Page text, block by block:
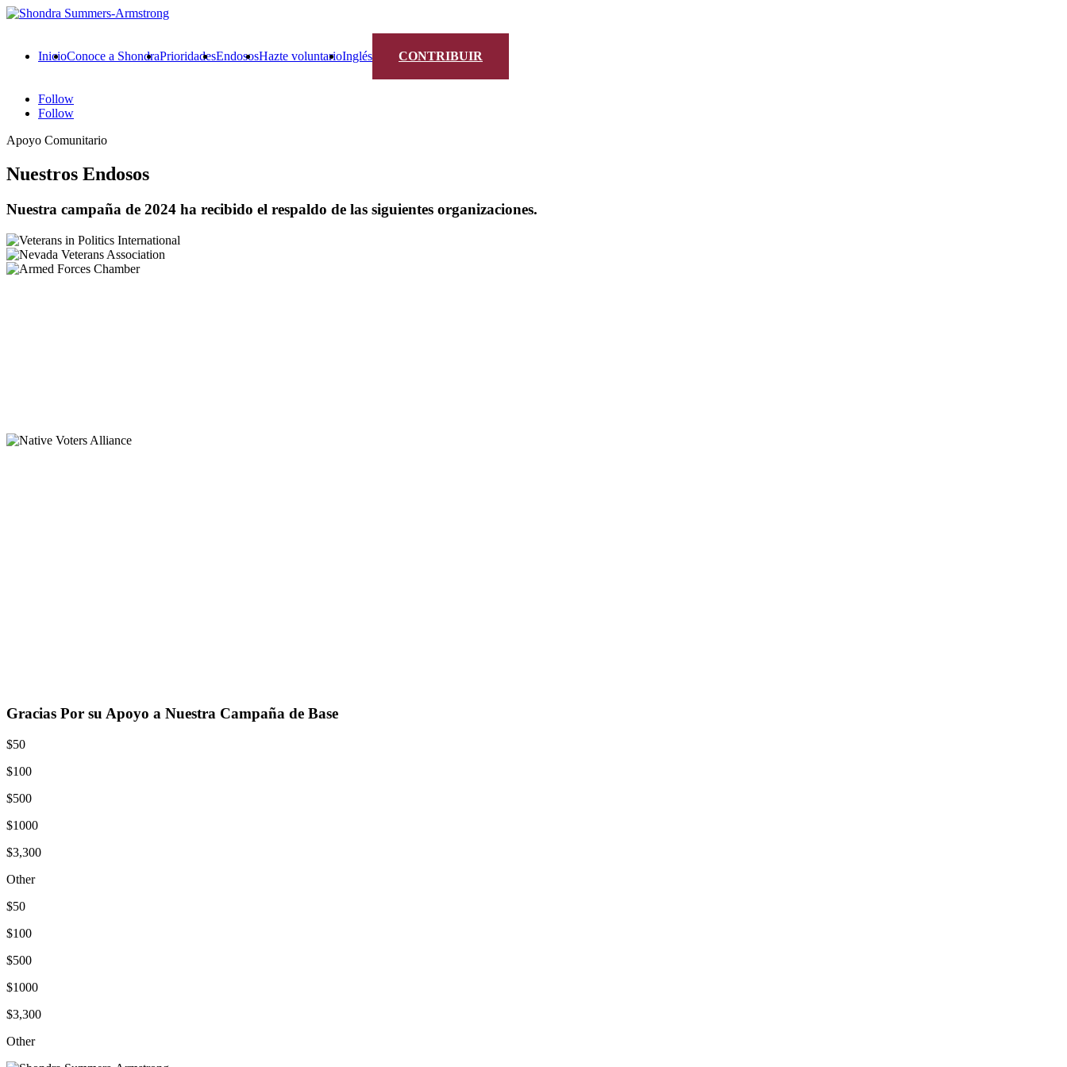
InicioConoce a ShondraPrioridadesEndososHazte voluntarioInglés CONTRIBUIR
Follow
Follow
Apoyo Comunitario
Nuestros Endosos
Nuestra campaña de 2024 ha recibido el respaldo de las siguientes organizaciones.
Gracias Por su Apoyo a Nuestra Campaña de Base
$50
$100
$500
$1000
$3,300
Other
$50
$100
$500
$1000
$3,300
Other